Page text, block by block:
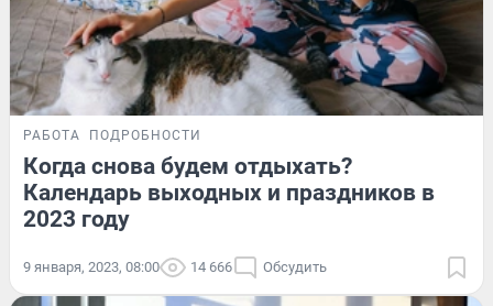
РАБОТА ПОДРОБНОСТИ
Когда снова будем отдыхать?
Календарь выходных и праздников в
2023 году
9 января, 2023, 08:00 14 666 Обсудить